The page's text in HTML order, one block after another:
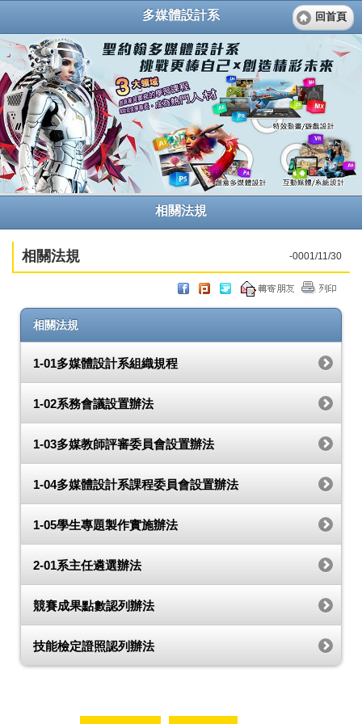
多媒體設計系 回首頁
相關法規
相關法規 -0001/11/30
相關法規
1-01多媒體設計系組織規程
1-02系務會議設置辦法
1-03多媒教師評審委員會設置辦法
1-04多媒體設計系課程委員會設置辦法
1-05學生專題製作實施辦法
2-01系主任遴選辦法
競賽成果點數認列辦法
技能檢定證照認列辦法